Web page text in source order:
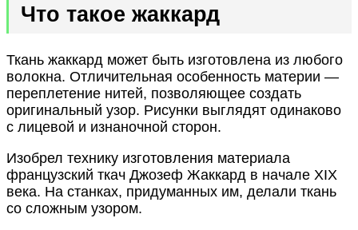
Что такое жаккард
Ткань жаккард может быть изготовлена из любого
волокна. Отличительная особенность материи —
переплетение нитей, позволяющее создать
оригинальный узор. Рисунки выглядят одинаково
с лицевой и изнаночной сторон.
Изобрел технику изготовления материала
французский ткач Джозеф Жаккард в начале XIX
века. На станках, придуманных им, делали ткань
со сложным узором.